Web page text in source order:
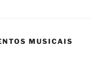
MUSICAIS